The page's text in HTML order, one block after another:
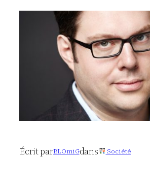
Écrit parBLOmiGdans Société